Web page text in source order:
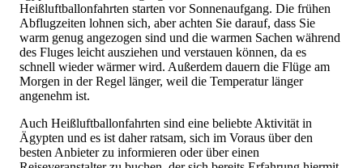
Heißluftballonfahrten starten vor Sonnenaufgang. Die frühen
Abflugzeiten lohnen sich, aber achten Sie darauf, dass Sie
warm genug angezogen sind und die warmen Sachen während
des Fluges leicht ausziehen und verstauen können, da es
schnell wieder wärmer wird. Außerdem dauern die Flüge am
Morgen in der Regel länger, weil die Temperatur länger
angenehm ist.
Auch Heißluftballonfahrten sind eine beliebte Aktivität in
Ägypten und es ist daher ratsam, sich im Voraus über den
besten Anbieter zu informieren oder über einen